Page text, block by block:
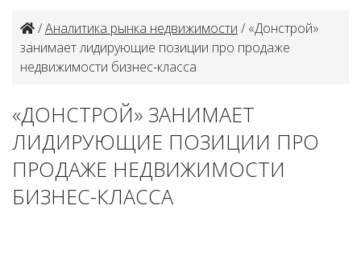
/Аналитика рынка недвижимости / «Донстрой»
занимает лидирующие позиции про продаже
недвижимости бизнес-класса
«ДОНСТРОЙ» ЗАНИМАЕТ
ЛИДИРУЮЩИЕ ПОЗИЦИИ ПРО
ПРОДАЖЕ НЕДВИЖИМОСТИ
БИЗНЕС-КЛАССА